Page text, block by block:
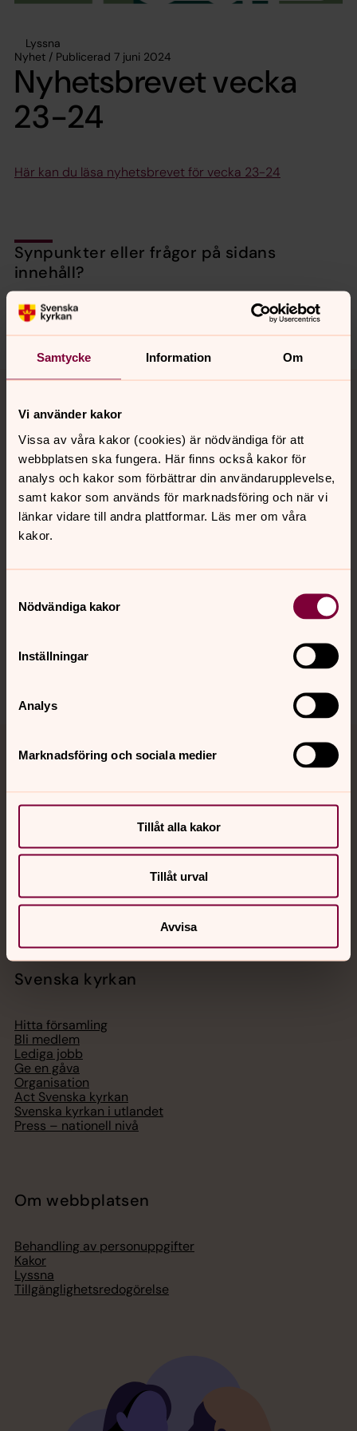
Samtycke Information Om
Vi använder kakor
Vissa av våra kakor (cookies) är nödvändiga för att
webbplatsen ska fungera. Här finns också kakor för
analys och kakor som förbättrar din användarupplevelse,
samt kakor som används för marknadsföring och när vi
länkar vidare till andra plattformar. Läs mer om våra
kakor.
Nödvändiga kakor
Inställningar
Analys
Marknadsföring och sociala medier
Tillåt alla kakor
Tillåt urval
Avvisa
Lyssna
Nyhet / Publicerad 7 juni 2024
Nyhetsbrevet vecka
23-24
Här kan du läsa nyhetsbrevet för vecka 23-24
Synpunkter eller frågor på sidans
innehåll?
valbo-hedesunda.pastorat@svenskakyrkan.se
Dela
Tillbaka till toppen
Tillbaka till innehållet
Kontakt
Kalender
Hitta snabbt
Jourhavande präst
Akut samtals- och krisstöd. Prata eller chatta anonymt
Chatt
Telefon 112
Svenska kyrkan
Hitta församling
Bli medlem
Lediga jobb
Ge en gåva
Organisation
Act Svenska kyrkan
Svenska kyrkan i utlandet
Press – nationell nivå
Om webbplatsen
Behandling av personuppgifter
Kakor
Lyssna
Tillgänglighetsredogörelse